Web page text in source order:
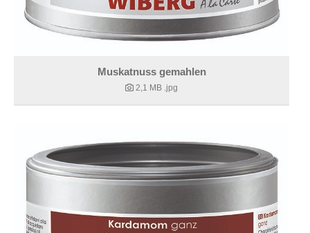
Muskatnuss gemahlen
2,1 MB .jpg